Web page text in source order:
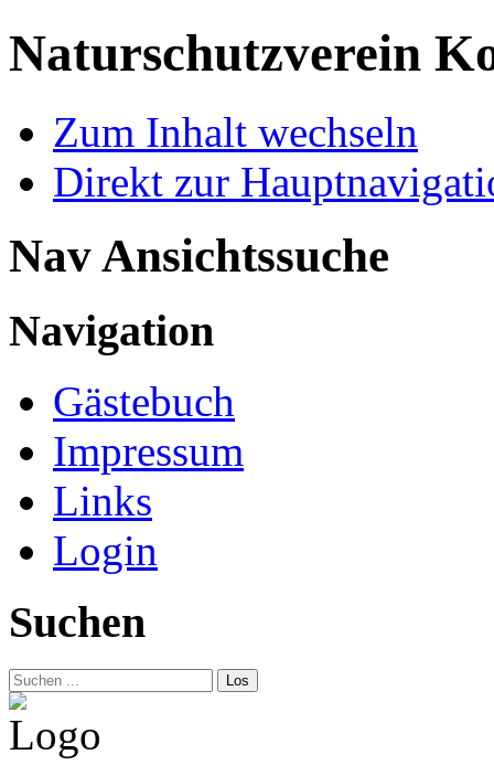
Naturschutzverein
Zum Inhalt wechseln
Direkt zur
Nav Ansichtssuche
Navigation
Gästebuch
Impressum
Links
Login
Suchen
Los